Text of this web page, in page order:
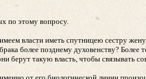
по этому вопросу.
власти иметь спутницею сестру
более позднему духовенству?
берут такую власть, чтобы связывать